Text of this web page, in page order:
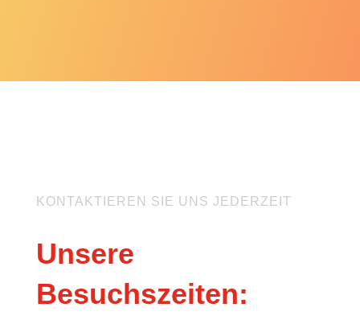
KONTAKTIEREN SIE UNS JEDERZEIT
Unsere
Besuchszeiten: